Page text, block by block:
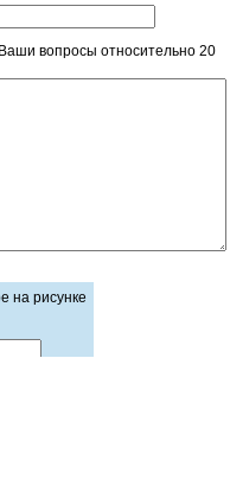
вопросы относительно 20
на рисунке